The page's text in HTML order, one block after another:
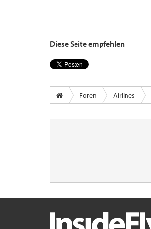
Diese Seite empfehlen
Foren Airlines